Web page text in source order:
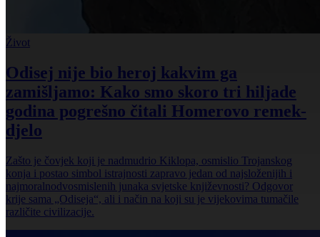
Život
Odisej nije bio heroj kakvim ga
zamišljamo: Kako smo skoro tri hiljade
godina pogrešno čitali Homerovo remek-
djelo
Zašto je čovjek koji je nadmudrio Kiklopa, osmislio Trojanskog
konja i postao simbol istrajnosti zapravo jedan od najsloženijih i
najmoralnodvosmislenih junaka svjetske književnosti? Odgovor
krije sama „Odiseja“, ali i način na koji su je vijekovima tumačile
različite civilizacije.